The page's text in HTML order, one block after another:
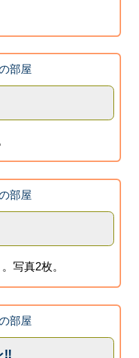
部屋
部屋
写真2枚。
部屋
‼︎